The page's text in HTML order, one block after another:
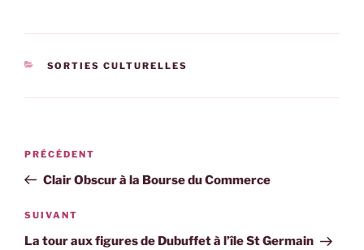
CATÉGORIES
SORTIES CULTURELLES
Navigation
l’article
Article
précédent
PRÉCÉDENT
Clair Obscur à la Bourse du Commerce
Article
suivant
SUIVANT
La tour aux figures de Dubuffet à l’île St Germain